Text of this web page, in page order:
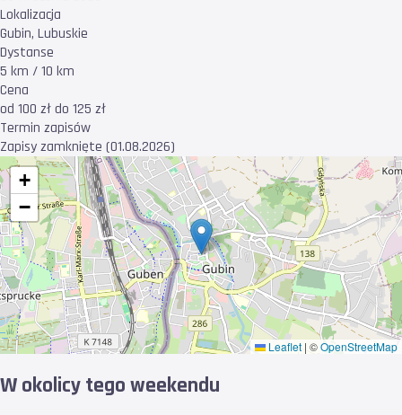
Lokalizacja
Gubin, Lubuskie
Dystanse
5 km / 10 km
Cena
od 100 zł do 125 zł
Termin zapisów
Zapisy zamknięte (01.08.2026)
+
−
Leaflet | ©OpenStreetMap
W okolicy tego weekendu